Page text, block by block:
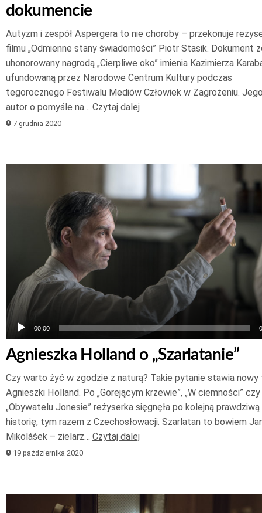
dokumencie
Autyzm i zespół Aspergera to nie choroby – przekonuje
filmu „Odmienne stany świadomości” Piotr Stasik. Dokument
uhonorowany nagrodą „Cierpliwe oko” imienia Kazimierza
ufundowaną przez Narodowe Centrum Kultury podczas
tegorocznego Festiwalu Mediów Człowiek w Zagrożeniu.
autor o pomyśle na… Czytaj dalej
7 grudnia 2020
dźwiękowych
00:00
Agnieszka Holland o „Szarlatanie”
Czy warto żyć w zgodzie z naturą? Takie pytanie stawia nowy
Agnieszki Holland. Po „Gorejącym krzewie”, „W ciemności” czy
„Obywatelu Jonesie” reżyserka sięgnęła po kolejną prawdziwą
historię, tym razem z Czechosłowacji. Szarlatan to bowiem
Mikolášek – zielarz… Czytaj dalej
19 października 2020
Odtwarzacz